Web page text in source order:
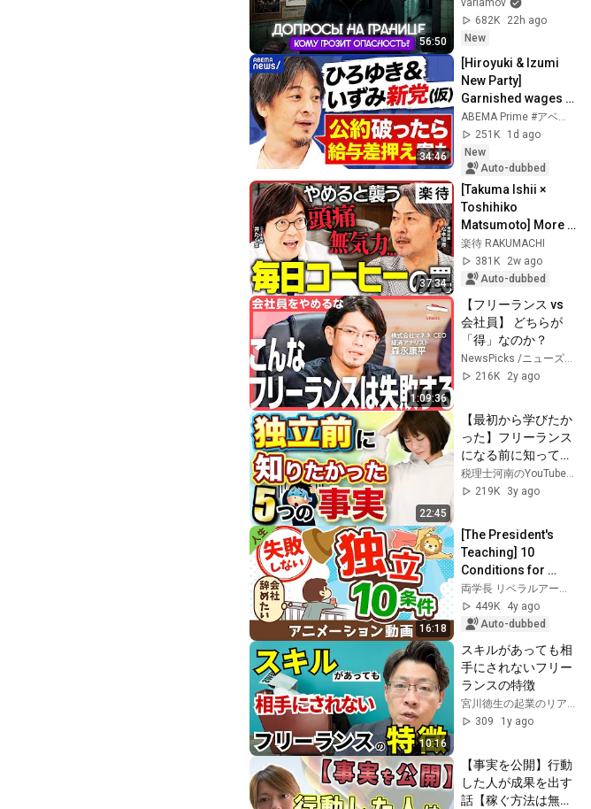
56:50
границе? | Советы
при возвращении
в Россию
682K
22h ago
New
34:46
[Hiroyuki & Izumi
New Party]
Garnished wages
for breaking
campaign
promises? Getting
more decent ...
ABEMA Prime #アベプラ【公式】
251K
1d ago
New
Auto-dubbed
37:34
[Takuma Ishii ×
Toshihiko
Matsumoto] More
Dangerous Than
Drugs!? 3 Common
"Addictions" You
Should...
楽待 RAKUMACHI
381K
2w ago
Auto-dubbed
1:09:36
【フリーランス vs
会社員】 どちらが
「得」なのか？
NewsPicks /ニューズピックス
216K
2y ago
22:45
【最初から学びたか
った】フリーランス
になる前に知ってお
きたい5つのポイン
ト！
税理士河南のYouTubeチャンネル!
219K
3y ago
16:18
[The President's
Teaching] 10
Conditions for
Successful
Independence
[Philosophy of Life]:
(Anima...
両学長 リベラルアーツ大学
449K
4y ago
Auto-dubbed
10:16
スキルがあっても相
手にされないフリー
ランスの特徴
宮川徳生の起業のリアル
309
1y ago
【事実を公開】行動
した人が成果を出す
話【稼ぐ方法は無限